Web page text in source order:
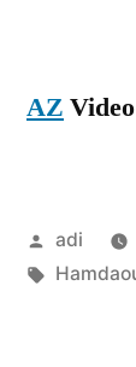
AZ
Posted
by
adi
Tags: